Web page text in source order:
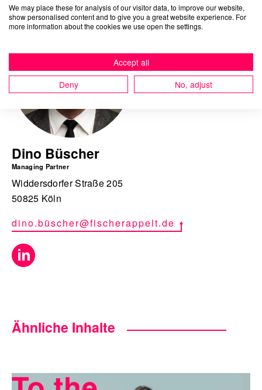
Dino Büscher
Managing Partner
Widdersdorfer Straße 205
50825 Köln
dino.büscher@fischerappelt.de
Ähnliche Inhalte
We may place these for analysis of our visitor data, to improve our website,
show personalised content and to give you a great website experience. For
more information about the cookies we use open the settings.
Accept all
Deny
No, adjust